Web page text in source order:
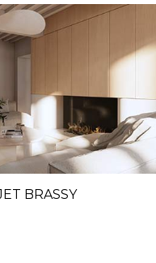
BRASSY